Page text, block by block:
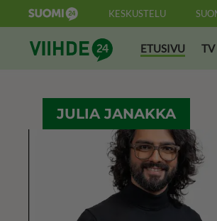
KESKUSTELU
Suomi24 ViihdeETUSIVU TV
JULIA JANAKKA